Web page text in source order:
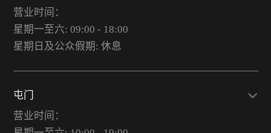
营业时间：
星期一至六: 09:00 - 18:00
星期日及公众假期: 休息
屯门
营业时间：